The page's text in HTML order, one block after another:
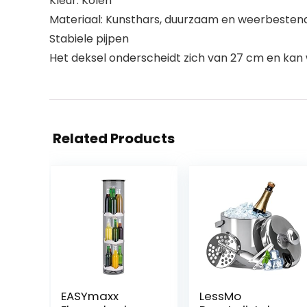
Materiaal: Kunsthars, duurzaam en
Stabiele pijpen
Het deksel onderscheidt zich van 27 cm en
Related Products
EASYmaxx
LessMo